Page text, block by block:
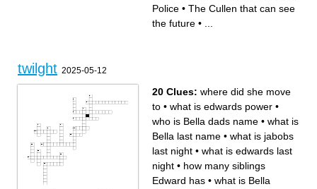
The actor who played
Edward
The buffest looking Cullen
pack
The bad vampire that targets
Police • The Cullen that can see
the future •
twilght 2025-05-12
20 Clues: where did she move
to • what is edwards power •
who is Bella dads name • what is
Bella last name • what is jabobs
last night • what is edwards last
night • how many siblings
Edward has • what is Bella